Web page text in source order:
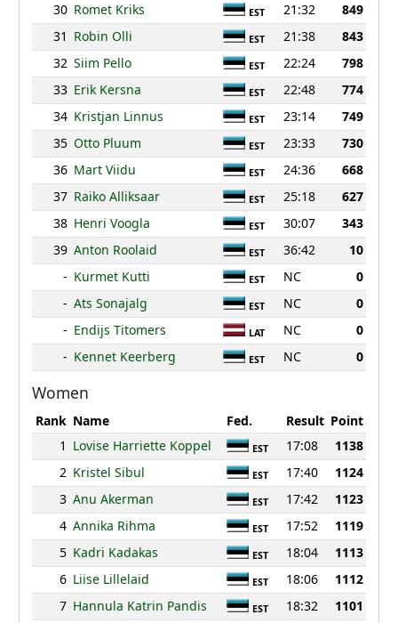
30 Romet Kriks EST 21:32
849
31 Robin Olli EST 21:38
843
32 Siim Pello EST 22:24
798
33 Erik Kersna EST 22:48
774
34 Kristjan Linnus EST 23:14
749
35 Otto Pluum EST 23:33
730
36 Mart Viidu EST 24:36
668
37 Raiko Alliksaar EST 25:18
627
38 Henri Voogla EST 30:07
343
39 Anton Roolaid EST 36:42
10
- Kurmet Kutti EST NC
0
- Ats Sonajalg EST NC
0
- Endijs Titomers LAT NC
0
- Kennet Keerberg EST NC 0
Women
Rank Name Fed. Result Point
1 Lovise Harriette Koppel EST 17:08
1138
2 Kristel Sibul EST 17:40
1124
3 Anu Akerman EST 17:42
1123
4 Annika Rihma EST 17:52
1119
5 Kadri Kadakas EST 18:04
1113
6 Liise Lillelaid EST 18:06
1112
7 Hannula Katrin Pandis EST 18:32
1101